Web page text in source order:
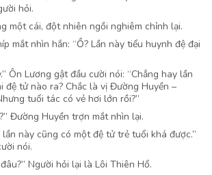
hỏi.
một cái, đột nhiên ngồi nghiêm chỉnh lại.
mắt nhìn hắn: “Ồ? Lần này tiểu huynh đệ đại
Ôn Lương gật đầu cười nói: “Chẳng hay lần
đệ tử nào ra? Chắc là vị Đường Huyền –
tuổi tác có vẻ hơi lớn rồi?”
Đường Huyền trợn mắt nhìn lại.
này cũng có một đệ tử trẻ tuổi khá được.”
nói.
Người hỏi lại là Lôi Thiên Hổ.